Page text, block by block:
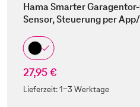
Hama Smarter
Sensor, Steuerung per
27,95 €
Lieferzeit:1-3 Werktage